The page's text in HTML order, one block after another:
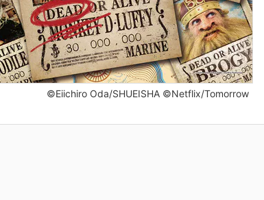
©Eiichiro Oda/SHUEISHA ©Netflix/Tomorrow